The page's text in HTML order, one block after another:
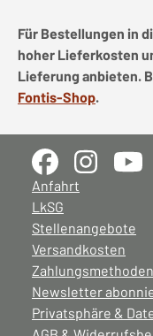
Für Bestellungen in
hoher Lieferkosten
Lieferung anbieten.
Fontis-Shop.
Anfahrt
LkSG
Stellenangebote
Versandkosten
Zahlungsmethoden
Newsletter
Privatsphäre &